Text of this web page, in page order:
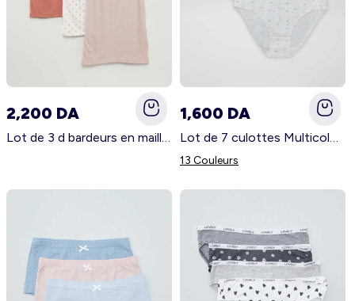
2,200 DA 1,600 DA
13 Couleurs